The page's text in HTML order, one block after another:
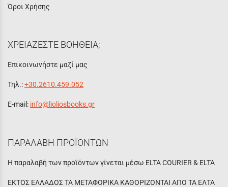
Όροι Χρήσης
ΧΡΕΙΑΖΕΣΤΕ ΒΟΗΘΕΙΑ;
Επικοινωνήστε μαζί μας
Τηλ.:+30.2610.459.052
E-mail: info@lioliosbooks.gr
ΠΑΡΑΛΑΒΗ ΠΡΟΪΟΝΤΩΝ
Η παραλαβή των προϊόντων γίνεται μέσω ELTA COURIER & ELTA
ΕΚΤΟΣ ΕΛΛΑΔΟΣ ΤΑ ΜΕΤΑΦΟΡΙΚΑ ΚΑΘΟΡΙΖΟΝΤΑΙ ΑΠΟ ΤΑ ΕΛΤΑ